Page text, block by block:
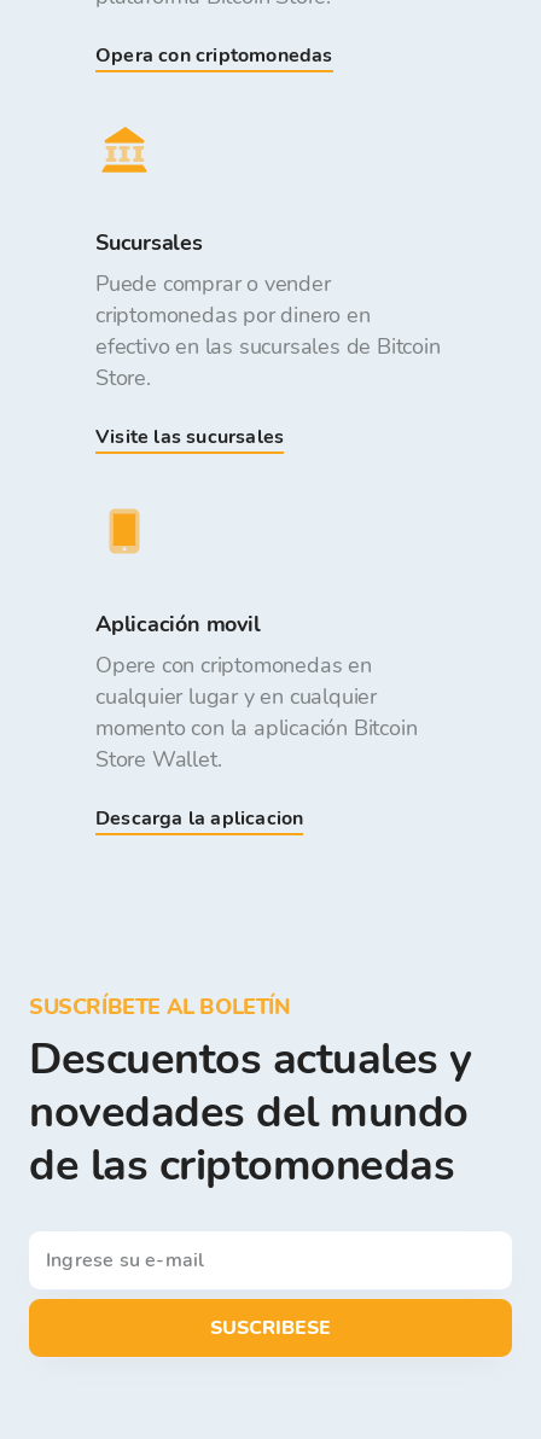
Opera con criptomonedas
Sucursales
Puede comprar o vender
criptomonedas por dinero en
efectivo en las sucursales de Bitcoin
Store.
Visite las sucursales
Aplicación movil
Opere con criptomonedas en
cualquier lugar y en cualquier
momento con la aplicación Bitcoin
Store Wallet.
Descarga la aplicacion
SUSCRÍBETE AL BOLETÍN
Descuentos actuales y
novedades del mundo
de las criptomonedas
SUSCRIBESE